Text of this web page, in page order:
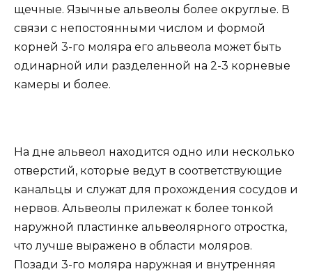
щечные. Язычные альвеолы более округлые. В
связи с непостоянными числом и формой
корней 3-го моляра его альвеола может быть
одинарной или разделенной на 2-3 корневые
камеры и более.
На дне альвеол находится одно или несколько
отверстий, которые ведут в соответствующие
канальцы и служат для прохождения сосудов и
нервов. Альвеолы прилежат к более тонкой
наружной пластинке альвеолярного отростка,
что лучше выражено в области моляров.
Позади 3-го моляра наружная и внутренняя